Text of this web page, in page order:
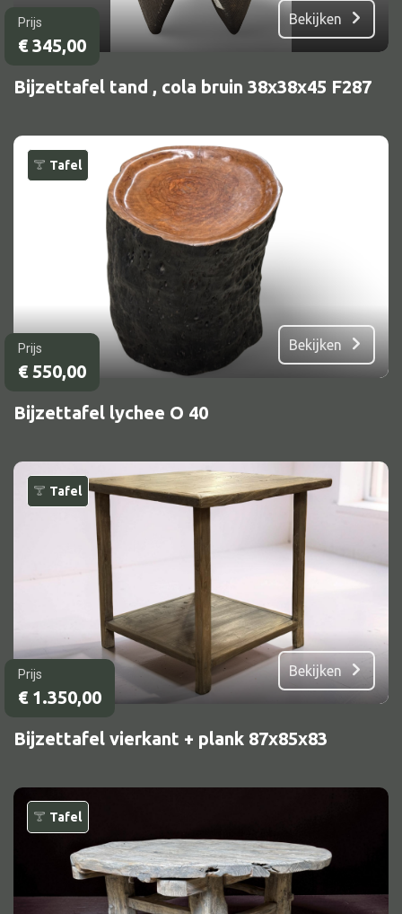
Alle stoelen
Eetkamer stoel
Fautteuil
Kinderstoel
Kruk
Bank gestoffeerd
Bank hout
Chaise longues
Vloerlamp
Wandlamp
Lampenkappen
Alle deco
Kandelaar
Prijs
€345,00
Bekijken
Bijzettafel tand , cola bruin 38x38x45 F287
Tafel
Prijs
€550,00
Bekijken
Bijzettafel lychee O 40
Tafel
Prijs
€1.350,00
Bekijken
Bijzettafel vierkant + plank 87x85x83
Tafel